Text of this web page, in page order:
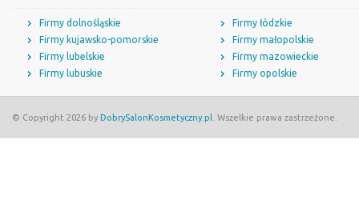
Firmy dolnośląskie
Firmy kujawsko-pomorskie
Firmy lubelskie
Firmy lubuskie
Firmy łódzkie
Firmy małopolskie
Firmy mazowieckie
Firmy opolskie
© Copyright 2026 by DobrySalonKosmetyczny.pl . Wszelkie prawa zastrzeżone.